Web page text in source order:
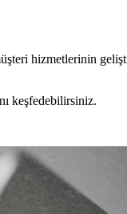
hizmetlerinin
keşfedebilirsiniz.